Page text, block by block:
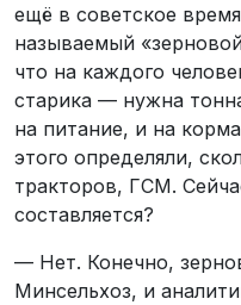
ещё в советское
называемый
что на каждого
старика — нужна
на питание, и на
этого определяли,
тракторов, ГСМ.
составляется?
— Нет. Конечно,
Минсельхоз, и